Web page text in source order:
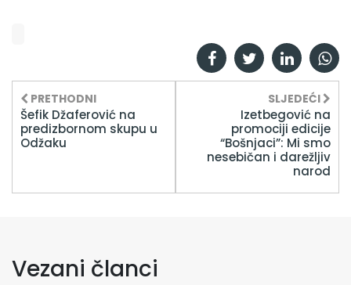
PRETHODNI
Šefik Džaferović na
predizbornom skupu u
Odžaku
SLJEDEĆI
Izetbegović na
promociji edicije
“Bošnjaci”: Mi smo
nesebičan i darežljiv
narod
Vezani članci